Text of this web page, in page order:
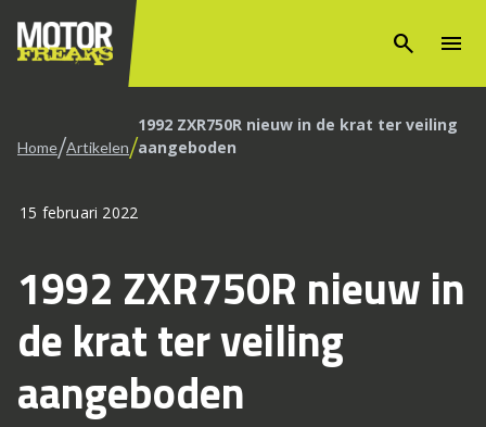
search menu
Home/Artikelen/1992 ZXR750R nieuw in de krat ter veiling
aangeboden
15 februari 2022
1992 ZXR750R nieuw in
de krat ter veiling
aangeboden